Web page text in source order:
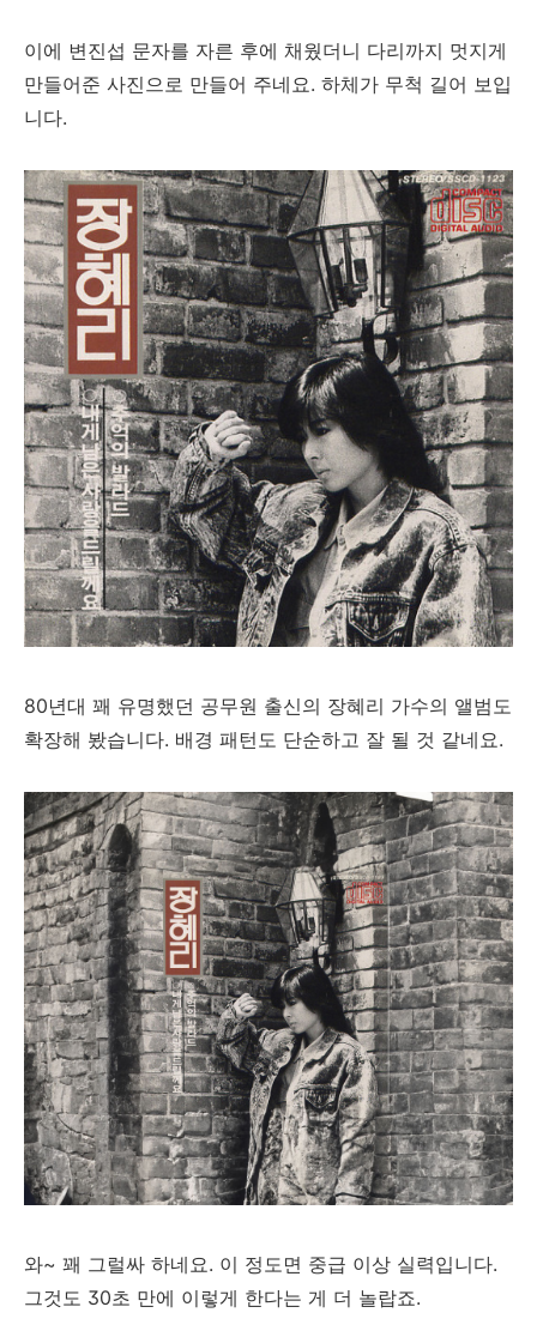
이에 변진섭 문자를 자른 후에 채웠더니 다리까지 멋지게
만들어준 사진으로 만들어 주네요. 하체가 무척 길어 보입
니다.
80년대 꽤 유명했던 공무원 출신의 장혜리 가수의 앨범도
확장해 봤습니다. 배경 패턴도 단순하고 잘 될 것 같네요.
와~ 꽤 그럴싸 하네요. 이 정도면 중급 이상 실력입니다.
그것도 30초 만에 이렇게 한다는 게 더 놀랍죠.